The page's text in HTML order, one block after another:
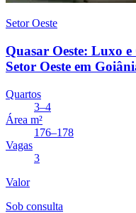
Setor Oeste
Quasar Oeste: Luxo
Setor Oeste em
Quartos
3–4
Área m²
176–178
Vagas
3
Valor
Sob consulta